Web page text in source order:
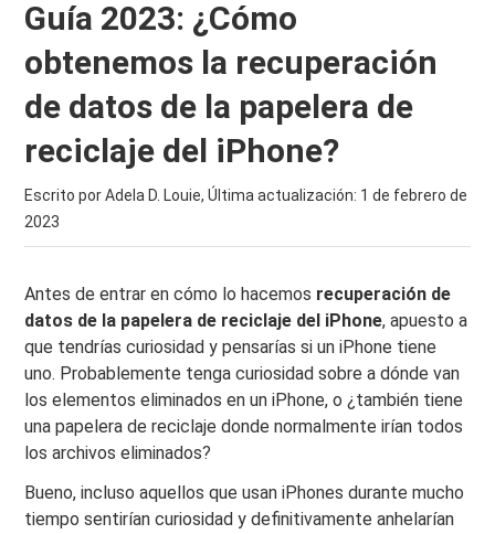
Guía 2023: ¿Cómo
obtenemos la recuperación
de datos de la papelera de
reciclaje del iPhone?
Escrito por Adela D. Louie, Última actualización: 1 de febrero de
2023
Antes de entrar en cómo lo hacemos recuperación de
datos de la papelera de reciclaje del iPhone, apuesto a
que tendrías curiosidad y pensarías si un iPhone tiene
uno. Probablemente tenga curiosidad sobre a dónde van
los elementos eliminados en un iPhone, o ¿también tiene
una papelera de reciclaje donde normalmente irían todos
los archivos eliminados?
Bueno, incluso aquellos que usan iPhones durante mucho
tiempo sentirían curiosidad y definitivamente anhelarían